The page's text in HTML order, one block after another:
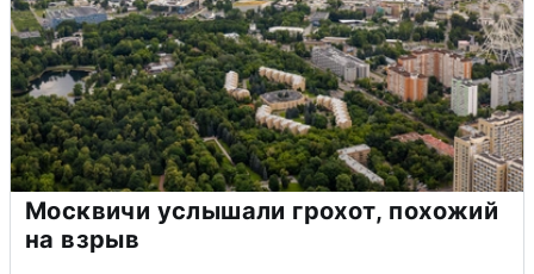
Москвичи услышали грохот, похожий
на взрыв